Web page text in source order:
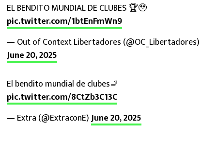
EL BENDITO MUNDIAL DE CLUBES 🏆🥹
pic.twitter.com/1btEnFmWn9
— Out of Context Libertadores (@OC_Libertadores)
June 20, 2025
El bendito mundial de clubes🚬
pic.twitter.com/8CtZb3C13C
— Extra (@ExtraconE)June 20, 2025